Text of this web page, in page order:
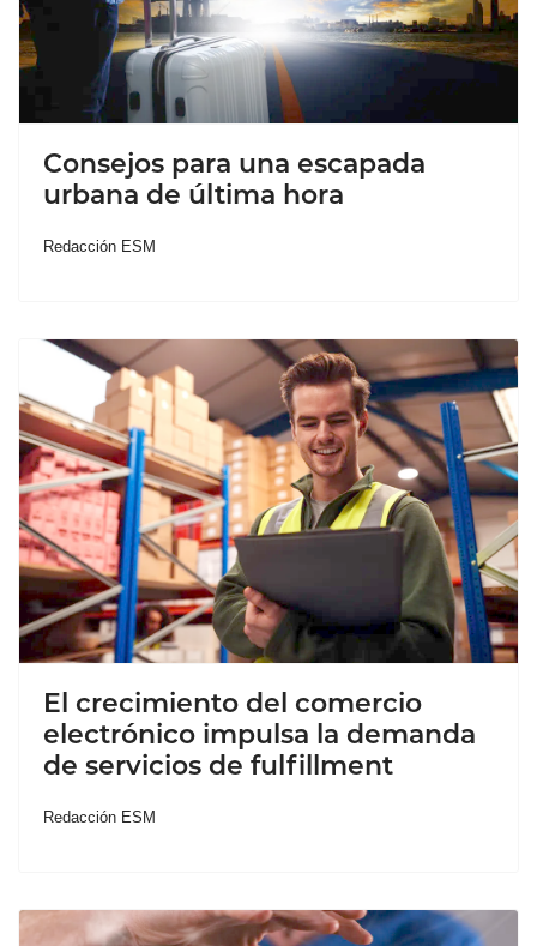
Consejos para una escapada
urbana de última hora
Redacción ESM
El crecimiento del comercio
electrónico impulsa la demanda
de servicios de fulfillment
Redacción ESM